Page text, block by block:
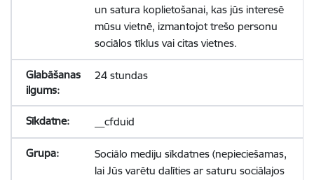
un satura koplietošanai, kas jūs interesē
mūsu vietnē, izmantojot trešo personu
sociālos tīklus vai citas vietnes.
24 stundas
__cfduid
Sociālo mediju sīkdatnes (nepieciešamas,
lai Jūs varētu dalīties ar saturu sociālajos